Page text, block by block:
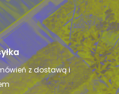
z dostawą i